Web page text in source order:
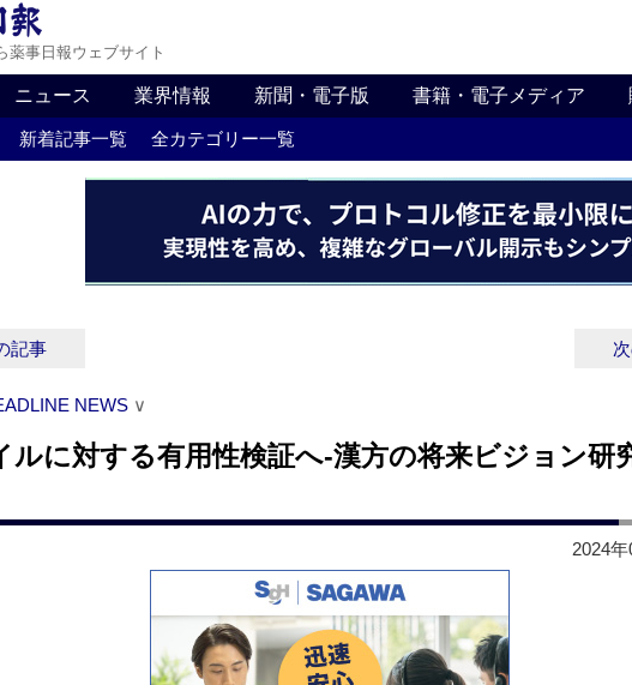
薬事日報ウェブサイト
ニュース 業界情報 新聞・電子版 書籍・電子メディア
新着記事一覧 全カテゴリー一覧
記事
NEWS ∨
ルに対する有用性検証へ‐漢方の将来ビジョン研
2024